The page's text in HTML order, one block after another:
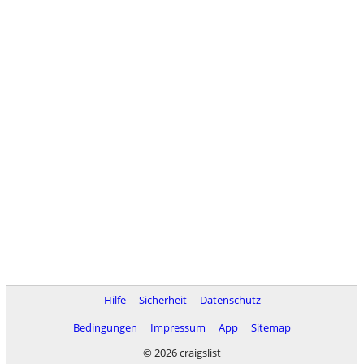
Hilfe Sicherheit
Datenschutz
Bedingungen
Impressum App
Sitemap
© 2026 craigslist